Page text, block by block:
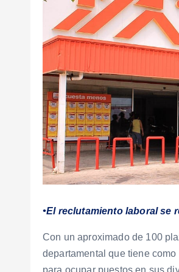
•El reclutamiento laboral se
Con un aproximado de 100
departamental que tiene
para ocupar puestos en sus